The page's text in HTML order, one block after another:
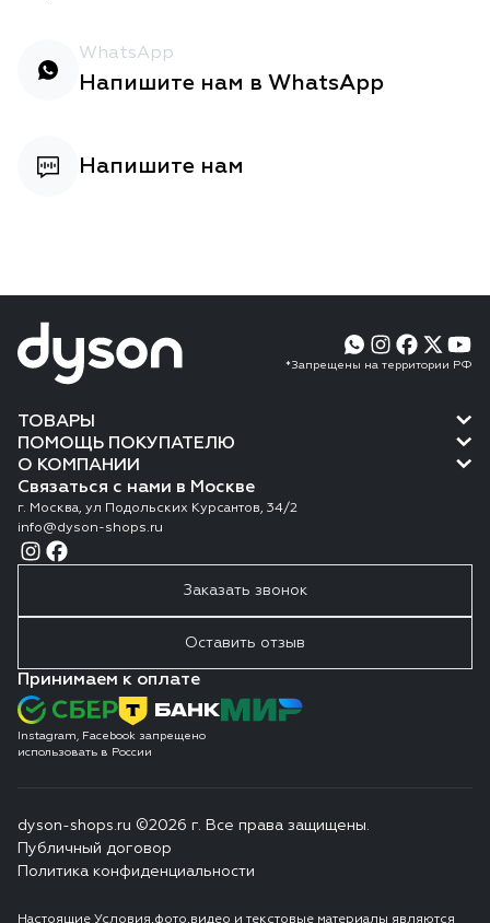
WhatsApp
Напишите нам в WhatsApp
Напишите нам
*Запрещены на территории РФ
ТОВАРЫ
ПОМОЩЬ ПОКУПАТЕЛЮ
О КОМПАНИИ
Связаться с нами в Москве
г. Москва, ул Подольских Курсантов, 34/2
info@dyson-shops.ru
Заказать звонок
Оставить отзыв
Принимаем к оплате
Instagram, Facebook запрещено
использовать в России
dyson-shops.ru ©2026 г. Все права защищены.
Публичный договор
Политика конфиденциальности
Настоящие Условия,фото,видео и текстовые материалы являются